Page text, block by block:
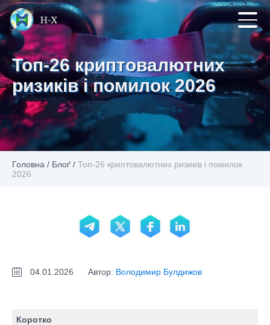
Топ-26 криптовалютних
ризиків і помилок 2026
Головна / Блоґ / Топ-26 криптовалютних ризиків і помилок
2026
04.01.2026 Автор: Володимир Булдижов
Коротко